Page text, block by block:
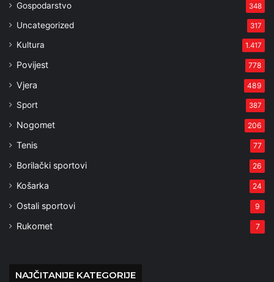
Gospodarstvo 348
Uncategorized 317
Kultura 1.417
Povijest 778
Vjera 489
Sport 387
Nogomet 206
Tenis 77
Borilački sportovi 26
Košarka 24
Ostali sportovi 9
Rukomet 7
NAJČITANIJE KATEGORIJE